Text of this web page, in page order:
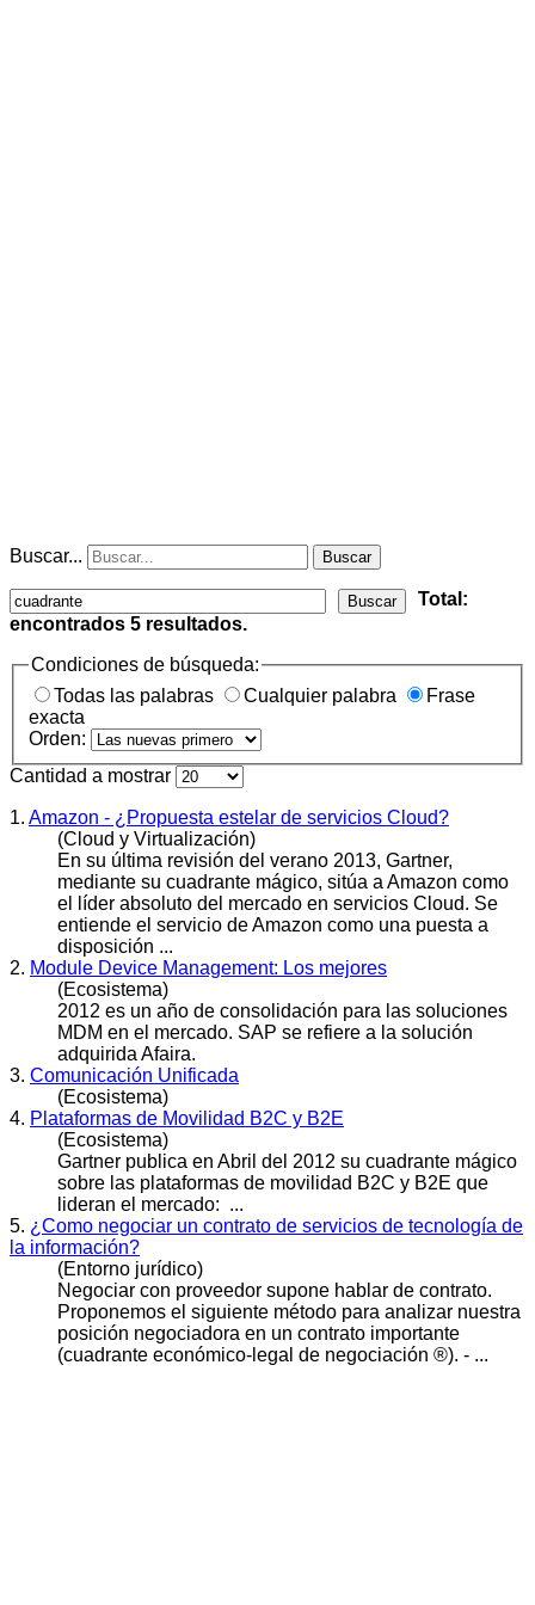
Buscar... Buscar
Buscar
Total:
encontrados 5 resultados.
Condiciones de búsqueda:
Todas las palabras
Cualquier palabra
Frase
exacta
Orden:
Cantidad a mostrar
1. Amazon - ¿Propuesta estelar de servicios Cloud?
(Cloud y Virtualización)
En su última revisión del verano 2013, Gartner,
mediante su cuadrante mágico, sitúa a Amazon como
el líder absoluto del mercado en servicios Cloud. Se
entiende el servicio de Amazon como una puesta a
disposición ...
2. Module Device Management: Los mejores
(Ecosistema)
2012 es un año de consolidación para las soluciones
MDM en el mercado. SAP se refiere a la solución
adquirida Afaira.
3. Comunicación Unificada
(Ecosistema)
4. Plataformas de Movilidad B2C y B2E
(Ecosistema)
Gartner publica en Abril del 2012 su cuadrante mágico
sobre las plataformas de movilidad B2C y B2E que
lideran el mercado: ...
5. ¿Como negociar un contrato de servicios de tecnología de
la información?
(Entorno jurídico)
Negociar con proveedor supone hablar de contrato.
Proponemos el siguiente método para analizar nuestra
posición negociadora en un contrato importante
(cuadrante económico-legal de negociación ®). - ...